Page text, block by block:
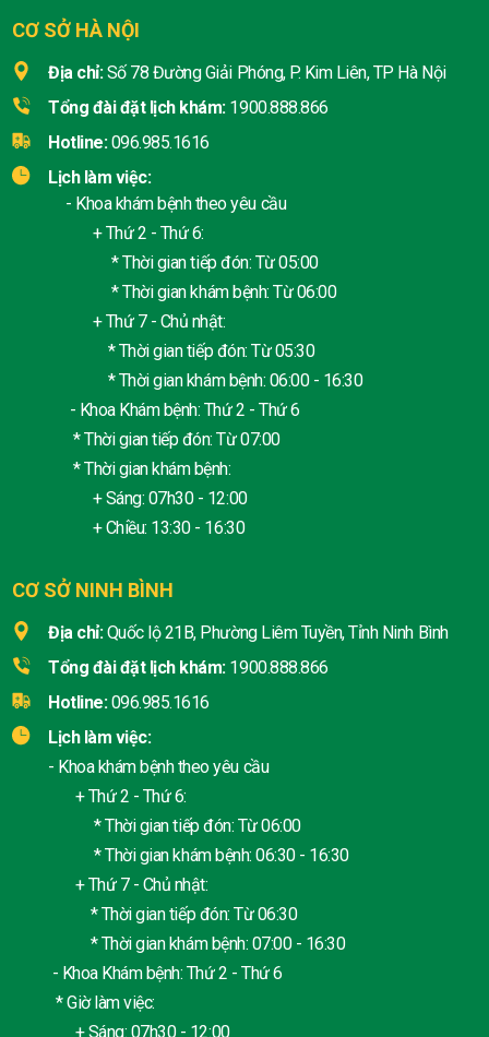
CƠ SỞ HÀ NỘI
Địa chỉ: Số 78 Đường Giải Phóng, P. Kim Liên, TP Hà Nội
Tổng đài đặt lịch khám: 1900.888.866
Hotline: 096.985.1616
Lịch làm việc:
- Khoa khám bệnh theo yêu cầu
+ Thứ 2 - Thứ 6:
* Thời gian tiếp đón: Từ 05:00
* Thời gian khám bệnh: Từ 06:00
+ Thứ 7 - Chủ nhật:
* Thời gian tiếp đón: Từ 05:30
* Thời gian khám bệnh: 06:00 - 16:30
- Khoa Khám bệnh: Thứ 2 - Thứ 6
* Thời gian tiếp đón: Từ 07:00
* Thời gian khám bệnh:
+ Sáng: 07h30 - 12:00
+ Chiều: 13:30 - 16:30
CƠ SỞ NINH BÌNH
Địa chỉ: Quốc lộ 21B, Phường Liêm Tuyền, Tỉnh Ninh Bình
Tổng đài đặt lịch khám: 1900.888.866
Hotline: 096.985.1616
Lịch làm việc:
- Khoa khám bệnh theo yêu cầu
+ Thứ 2 - Thứ 6:
* Thời gian tiếp đón: Từ 06:00
* Thời gian khám bệnh: 06:30 - 16:30
+ Thứ 7 - Chủ nhật:
* Thời gian tiếp đón: Từ 06:30
* Thời gian khám bệnh: 07:00 - 16:30
- Khoa Khám bệnh: Thứ 2 - Thứ 6
* Giờ làm việc:
+ Sáng: 07h30 - 12:00